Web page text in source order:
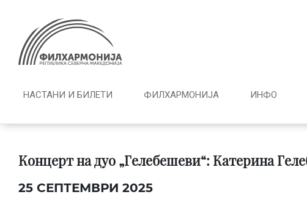
НАСТАНИ И БИЛЕТИ ФИЛХАРМОНИЈА ИНФО
Концерт на дуо „Гелебешеви“: Катерина
25 СЕПТЕМВРИ 2025